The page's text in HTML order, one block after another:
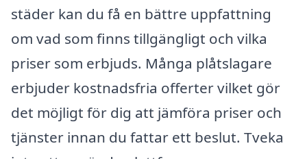
städer kan du få en bättre uppfattning
om vad som finns tillgängligt och vilka
priser som erbjuds. Många plåtslagare
erbjuder kostnadsfria offerter vilket gör
det möjligt för dig att jämföra priser och
tjänster innan du fattar ett beslut. Tveka